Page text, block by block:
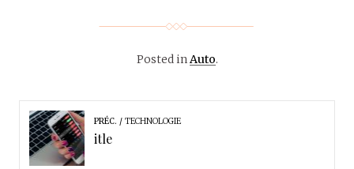
Posted in Auto.
PRÉC. TECHNOLOGIE
itle